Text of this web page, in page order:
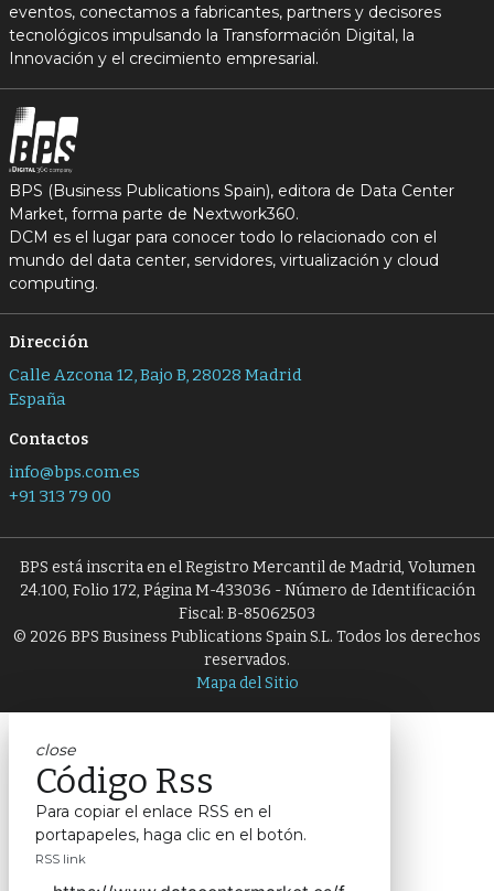
eventos, conectamos a fabricantes, partners y decisores
tecnológicos impulsando la Transformación Digital, la
Innovación y el crecimiento empresarial.
BPS (Business Publications Spain), editora de Data Center
Market, forma parte de Nextwork360.
DCM es el lugar para conocer todo lo relacionado con el
mundo del data center, servidores, virtualización y cloud
computing.
Dirección
Calle Azcona 12, Bajo B, 28028 Madrid
España
Contactos
info@bps.com.es
+91 313 79 00
BPS está inscrita en el Registro Mercantil de Madrid, Volumen
24.100, Folio 172, Página M-433036 - Número de Identificación
Fiscal: B-85062503
© 2026 BPS Business Publications Spain S.L. Todos los derechos
reservados.
Mapa del Sitio
close
Código Rss
Para copiar el enlace RSS en el
portapapeles, haga clic en el botón.
RSS link